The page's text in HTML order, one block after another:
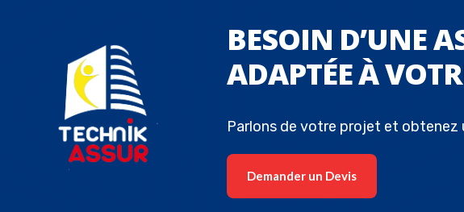
BESOIN D’UNE
ADAPTÉE À
Parlons de votre projet et obtenez
Demander un Devis